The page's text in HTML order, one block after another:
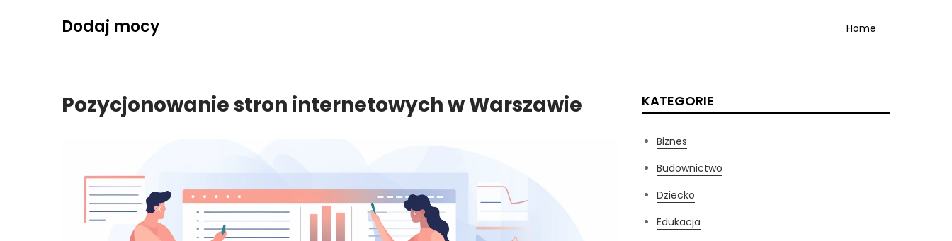
Dodaj mocy Home
Pozycjonowanie stron internetowych w Warszawie KATEGORIE
Biznes
Budownictwo
Dziecko
Edukacja